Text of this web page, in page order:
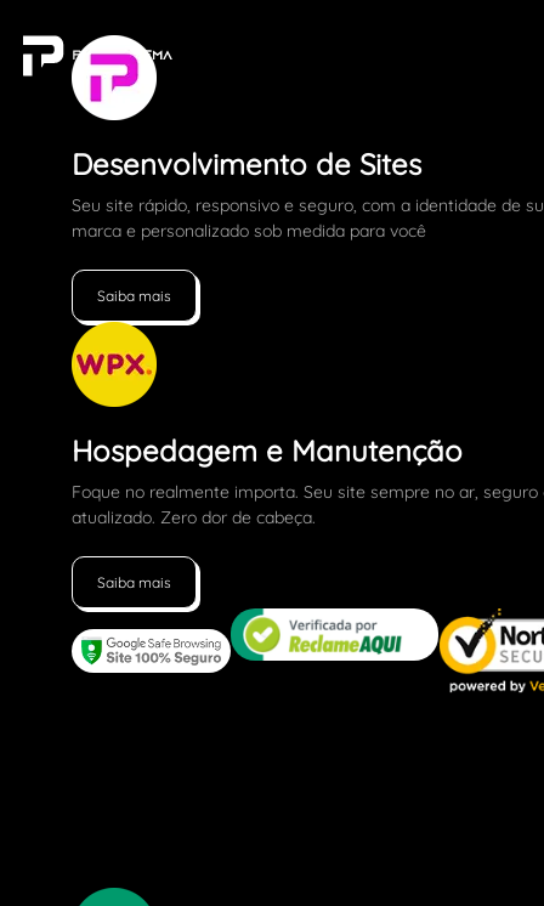
Desenvolvimento de Sites
Seu site rápido, responsivo e seguro, com a identidade de
marca e personalizado sob medida para você
Saiba mais
Hospedagem e Manutenção
Foque no realmente importa. Seu site sempre no ar, seguro
atualizado. Zero dor de cabeça.
Saiba mais